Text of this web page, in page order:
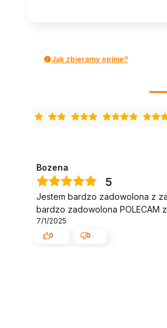
Jak zbieramy opinie?
Bozena
5
Jestem bardzo zadowolona z
bardzo zadowolona POLECAM
7/1/2025
0 0